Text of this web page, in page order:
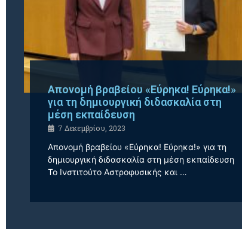
Απονομή βραβείου «Εύρηκα! Εύρηκα!»
για τη δημιουργική διδασκαλία στη
μέση εκπαίδευση
7 Δεκεμβρίου, 2023
Απονομή βραβείου «Εύρηκα! Εύρηκα!» για τη
δημιουργική διδασκαλία στη μέση εκπαίδευση
To Ινστιτούτο Αστροφυσικής και …